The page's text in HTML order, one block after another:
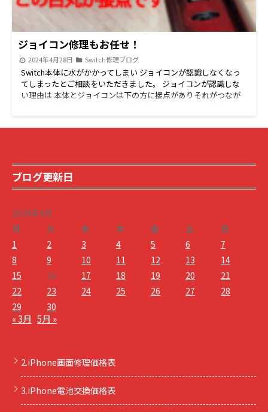
ジョイコン修理もお任せ！
2024年4月28日 Switch修理ブログ
Switch本体に水がかかってしまい ジョイコンが認識しなくなっ
てしまったとご相談をいただきました。 ジョイコンが認識しな
い理由は 本体とジョイコンは下の方に接点がありそれがつなが
ブログ更新日
2024年4月
月
火 水 木 金 土
日
1
2 3 4 5 6
7
8
9 10 11 12 13
14
15
16 17 18 19 20
21
22
23 24 25 26 27
28
29
30
« 3月 5月 »
2.iPhone画面修理価格表
3.iPhone電池交換価格表